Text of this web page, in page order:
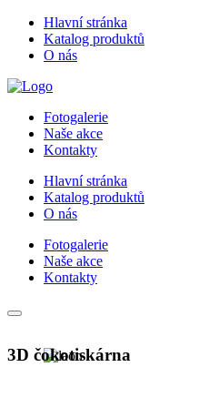
Hlavní stránka
Katalog produktů
O nás
Fotogalerie
Naše akce
Kontakty
Hlavní stránka
Katalog produktů
O nás
Fotogalerie
Naše akce
Kontakty
3D čokotiskárna